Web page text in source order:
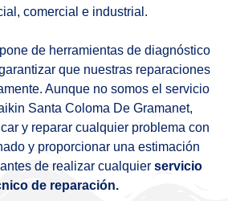
comercial e industrial.
de herramientas de diagnóstico
que nuestras reparaciones
Aunque no somos el servicio
Santa Coloma De Gramanet,
y reparar cualquier problema con
y proporcionar una estimación
de realizar cualquierservicio
de reparación.